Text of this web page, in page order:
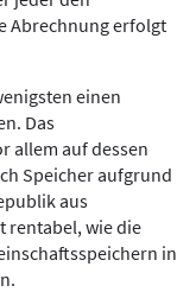
Abrechnung erfolgt
einen
Das
allem auf dessen
Speicher aufgrund
aus
rentabel, wie die
in